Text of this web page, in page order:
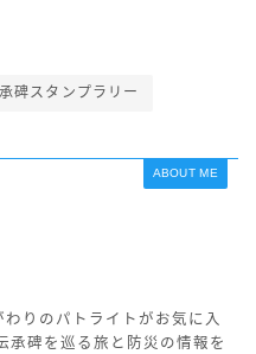
碑スタンプラリー
ABOUT ME
りのパトライトがお気に入
承碑を巡る旅と防災の情報を